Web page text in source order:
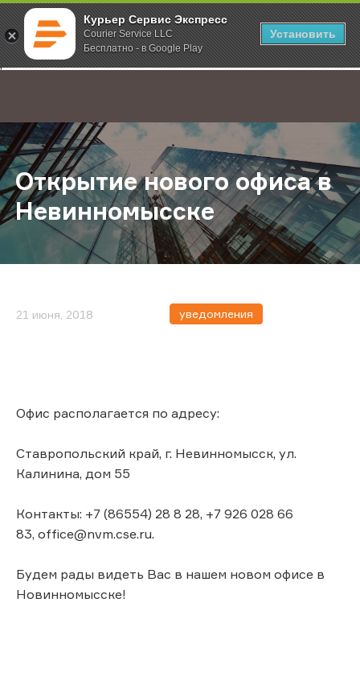
Курьер Сервис Экспресс
Courier Service LLC
Бесплатно - в Google Play
Установить
;
Главная О компании Новости Открытие нового офиса в
Открытие нового офиса в
Невинномысске
21 июня, 2018 уведомления
Офис располагается по адресу:
Ставропольский край, г. Невинномысск, ул.
Калинина, дом 55
Контакты: +7 (86554) 28 8 28, +7 926 028 66
83, office@nvm.cse.ru.
Будем рады видеть Вас в нашем новом офисе в
Новинномысске!